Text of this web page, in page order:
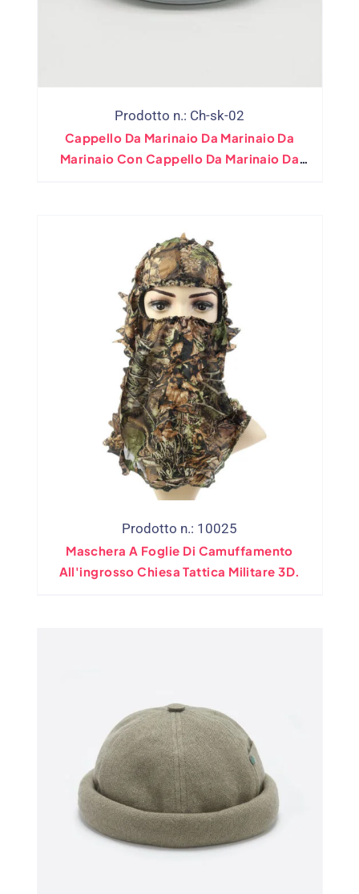
Prodotto n.: Ch-sk-02
Cappello Da Marinaio Da Marinaio Da
Marinaio Con Cappello Da Marinaio Da
Prodotto n.: 10025
Maschera A Foglie Di Camuffamento
All'ingrosso Chiesa Tattica Militare 3D.